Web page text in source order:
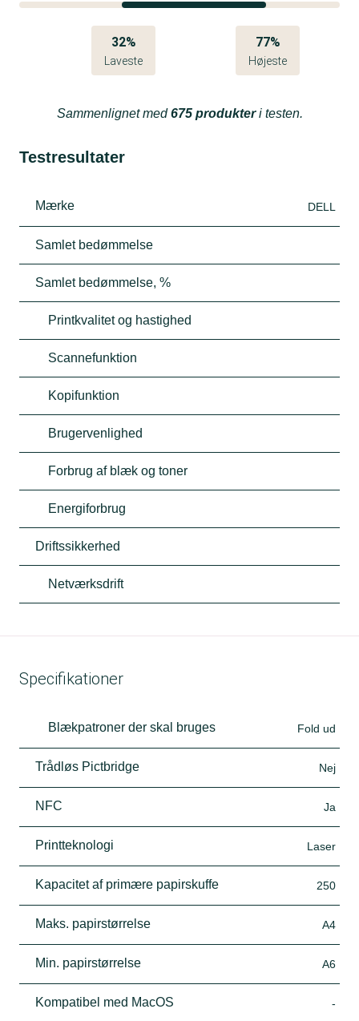
32%
Laveste
77%
Højeste
Sammenlignet med675 produkteri testen.
Testresultater
Mærke DELL
Samlet bedømmelse
Samlet bedømmelse, %
Printkvalitet og hastighed
Scannefunktion
Kopifunktion
Brugervenlighed
Forbrug af blæk og toner
Energiforbrug
Driftssikkerhed
Netværksdrift
Specifikationer
Blækpatroner der skal bruges Fold ud
Trådløs Pictbridge Nej
NFC Ja
Printteknologi Laser
Kapacitet af primære papirskuffe 250
Maks. papirstørrelse A4
Min. papirstørrelse A6
Kompatibel med MacOS -